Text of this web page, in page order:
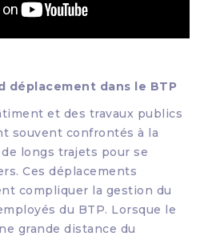
déplacement dans le BTP
et des travaux publics
souvent confrontés à la
longs trajets pour se
Ces déplacements
compliquer la gestion du
du BTP. Lorsque le
grande distance du